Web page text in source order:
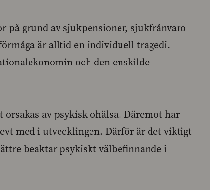
på grund av sjukpensioner, sjukfrånvaro
är alltid en individuell tragedi.
och den enskilde
av psykisk ohälsa. Däremot har
med i utvecklingen. Därför är det viktigt
beaktar psykiskt välbefinnande i